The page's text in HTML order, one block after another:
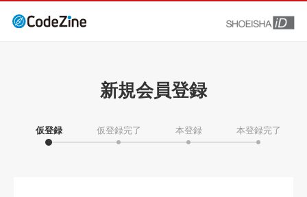
新規会員登録
仮登録 仮登録完了 本登録 本登録完了